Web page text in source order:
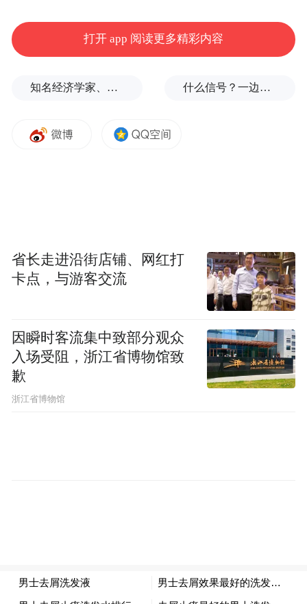
现场深入洽谈，一批合作意向顺利落地，涵
盖香蕉、地瓜等多个品类。据悉，本次活动
共达成意向签约金额600万元。签约各方表
产销关系，共同拓展省内外市场。
当天，现场还举行了自由洽谈与品鉴交流活
动。来自海口、儋州、澄迈、屯昌、保亭等9
个市县和省农垦集团的展位一字排开，供应
打开 app 阅读更多精彩内容
知名经济学家、教育家、出版人高希均辞世，享年90岁 什么信号？一边金价大跌，一边各国央行一直买
省长走进沿街店铺、网红打
卡点，与游客交流
因瞬时客流集中致部分观众
入场受阻，浙江省博物馆致
歉
浙江省博物馆